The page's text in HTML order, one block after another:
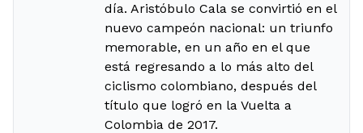
día. Aristóbulo Cala se convirtió en el
nuevo campeón nacional: un triunfo
memorable, en un año en el que
está regresando a lo más alto del
ciclismo colombiano, después del
título que logró en la Vuelta a
Colombia de 2017.